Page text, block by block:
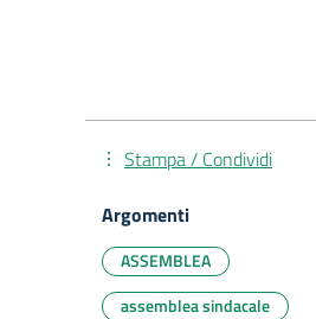
Stampa / Condividi
Argomenti
ASSEMBLEA
assemblea sindacale